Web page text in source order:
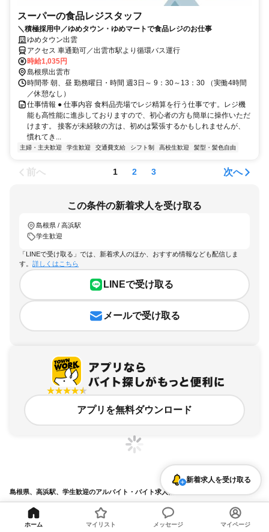
スーパーの食品レジスタッフ
＼積極採用中／ゆめタウン・ゆめマートで食品レジのお仕事
ゆめタウン出雲
アクセス 車通勤可／出雲市駅より循環バス運行
時給1,035円
島根県出雲市
時間帯 朝、昼 勤務曜日・時間 週3日～ 9：30～13：30 （実働4時間
／休憩なし）
仕事情報 ● 仕事内容 食料品売場でレジ精算を行う仕事です。レジ機
能も高性能に進歩しておりますので、初心者の方も簡単に操作いただ
けます。 接客が未経験の方は、初めは緊張するかもしれませんが、
慣れてき...
主婦・主夫歓迎 学生歓迎 交通費支給 シフト制 高校生歓迎 髪型・髪色自由
前へ 1 2 3 次へ
この条件の新着求人を受け取る
島根県 / 高浜駅
学生歓迎
「LINEで受け取る」では、新着求人のほか、おすすめ情報なども配信しま
す。 詳しくはこちら
LINEで受け取る
メールで受け取る
アプリを無料ダウンロード
島根県、高浜駅、学生歓迎のアルバイト・バイト求人情報
求人の詳細を表示
新着求人を受け取る
ホーム マイリスト メッセージ マイページ